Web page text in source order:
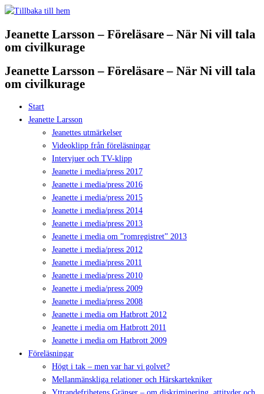
Hoppa
innehåll
Jeanette Larsson – Föreläsare – När Ni vill tala
om civilkurage
Jeanette Larsson – Föreläsare – När Ni vill tala
om civilkurage
Start
Jeanette Larsson
Jeanettes utmärkelser
Videoklipp från föreläsningar
Intervjuer och TV-klipp
Jeanette i media/press 2017
Jeanette i media/press 2016
Jeanette i media/press 2015
Jeanette i media/press 2014
Jeanette i media/press 2013
Jeanette i media om ”romregistret” 2013
Jeanette i media/press 2012
Jeanette i media/press 2011
Jeanette i media/press 2010
Jeanette i media/press 2009
Jeanette i media/press 2008
Jeanette i media om Hatbrott 2012
Jeanette i media om Hatbrott 2011
Jeanette i media om Hatbrott 2009
Föreläsningar
Högt i tak – men var har vi golvet?
Mellanmänskliga relationer och Härskartekniker